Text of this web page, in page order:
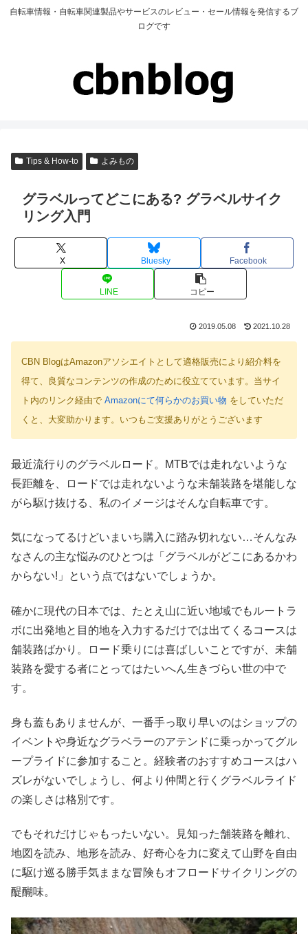
自転車情報・自転車関連製品やサービスのレビュー・セール情報を発信するブ
ログです
Tips & How-to よみもの
グラベルってどこにある? グラベルサイク
リング入門
X Bluesky Facebook
LINE コピー
2019.05.08 2021.10.28
CBN BlogはAmazonアソシエイトとして適格販売により紹介料を
得て、良質なコンテンツの作成のために役立てています。当サイ
ト内のリンク経由で Amazonにて何らかのお買い物 をしていただ
くと、大変助かります。いつもご支援ありがとうございます
最近流行りのグラベルロード。MTBでは走れないような
長距離を、ロードでは走れないような未舗装路を堪能しな
がら駆け抜ける、私のイメージはそんな自転車です。
気になってるけどいまいち購入に踏み切れない…そんなみ
なさんの主な悩みのひとつは「グラベルがどこにあるかわ
からない!」という点ではないでしょうか。
確かに現代の日本では、たとえ山に近い地域でもルートラ
ボに出発地と目的地を入力するだけでは出てくるコースは
舗装路ばかり。ロード乗りには喜ばしいことですが、未舗
装路を愛する者にとってはたいへん生きづらい世の中で
す。
身も蓋もありませんが、一番手っ取り早いのはショップの
イベントや身近なグラベラーのアテンドに乗っかってグル
ープライドに参加すること。経験者のおすすめコースはハ
ズレがないでしょうし、何より仲間と行くグラベルライド
の楽しさは格別です。
でもそれだけじゃもったいない。見知った舗装路を離れ、
地図を読み、地形を読み、好奇心を力に変えて山野を自由
に駆け巡る勝手気ままな冒険もオフロードサイクリングの
醍醐味。